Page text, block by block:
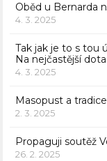
Oběd u Bernarda
4. 3. 2025
Tak jak je to s tou
Na nejčastější
4. 3. 2025
Masopust a
2. 3. 2025
Propaguji soutěž
26. 2. 2025